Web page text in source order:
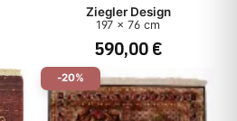
Ziegler Design
197 x 76 cm
590,00 €
-20%